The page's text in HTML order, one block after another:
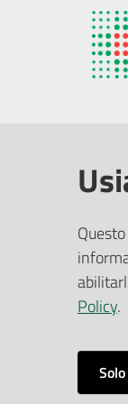
Via
CF/
PEC:
Policy.